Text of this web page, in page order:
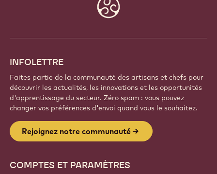
INFOLETTRE
Faites partie de la communauté des artisans et chefs pour
découvrir les actualités, les innovations et les opportunités
d'apprentissage du secteur. Zéro spam : vous pouvez
changer vos préférences d'envoi quand vous le souhaitez.
Rejoignez notre communauté
COMPTES ET PARAMÈTRES